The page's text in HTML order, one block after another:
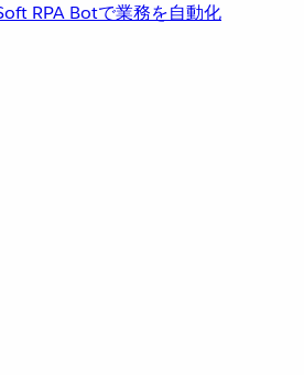
RPA Botで業務を自動化